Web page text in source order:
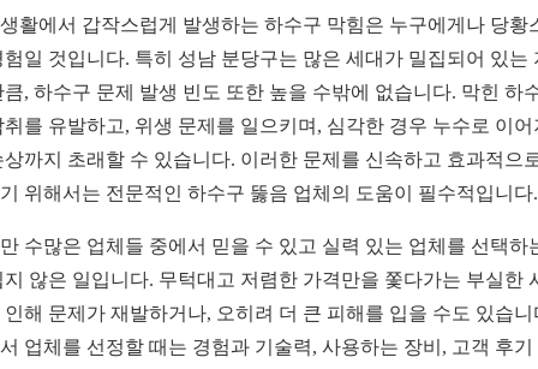
활에서 갑작스럽게 발생하는 하수구 막힘은 누구에게나 당황
험일 것입니다. 특히 성남 분당구는 많은 세대가 밀집되어 있는
큼, 하수구 문제 발생 빈도 또한 높을 수밖에 없습니다. 막힌 하
취를 유발하고, 위생 문제를 일으키며, 심각한 경우 누수로 이어
상까지 초래할 수 있습니다. 이러한 문제를 신속하고 효과적으
위해서는 전문적인 하수구 뚫음 업체의 도움이 필수적입니다.
수많은 업체들 중에서 믿을 수 있고 실력 있는 업체를 선택하
지 않은 일입니다. 무턱대고 저렴한 가격만을 쫓다가는 부실한
인해 문제가 재발하거나, 오히려 더 큰 피해를 입을 수도 있습니
업체를 선정할 때는 경험과 기술력, 사용하는 장비, 고객 후기